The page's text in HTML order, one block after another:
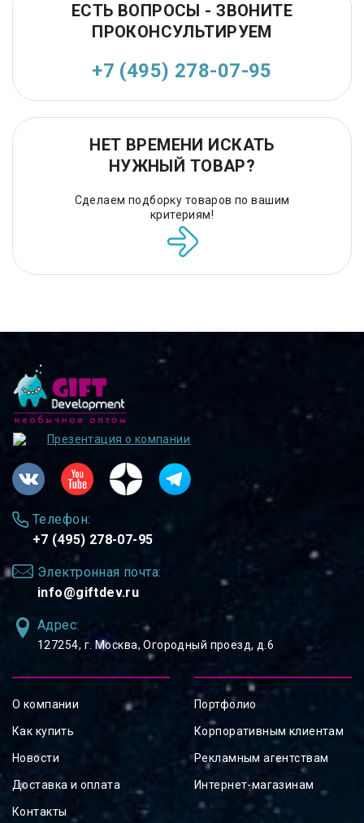
ЕСТЬ ВОПРОСЫ - ЗВОНИТЕ
ПРОКОНСУЛЬТИРУЕМ
+7 (495) 278-07-95
НЕТ ВРЕМЕНИ ИСКАТЬ
НУЖНЫЙ ТОВАР?
Сделаем подборку товаров по вашим
критериям!
Презентация о компании
Телефон:
+7 (495) 278-07-95
Электронная почта:
info@giftdev.ru
Адрес:
127254, ⁠г. Москва, Огородный проезд, д.6
О компании
Как купить
Новости
Доставка и оплата
Контакты
Портфолио
Корпоративным клиентам
Рекламным агентствам
Интернет-магазинам